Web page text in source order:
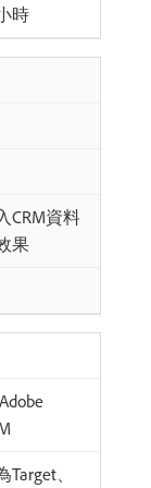
時
CRM資料
果
、